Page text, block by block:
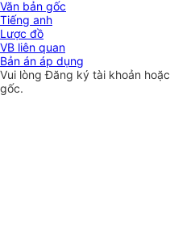
Văn bản gốc
Tiếng anh
Lược đồ
VB liên quan
Bản án áp dụng
Vui lòngĐăng ký tài khoản hoặc
gốc.